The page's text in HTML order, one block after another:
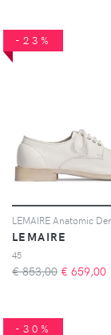
-23%
LEMAIRE
45
€ 853,00 € 659,00
-30%